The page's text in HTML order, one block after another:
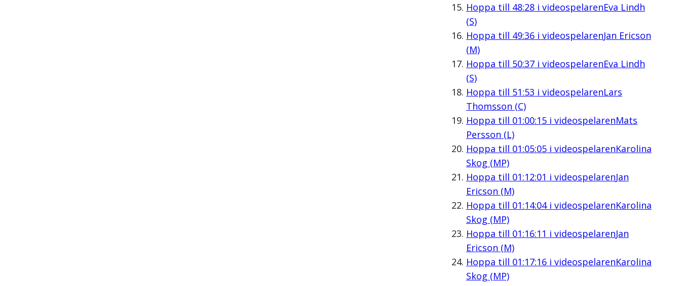
Hoppa till 48:28i videospelarenEva Lindh
(S)
Hoppa till 49:36i videospelarenJan Ericson
(M)
Hoppa till 50:37i videospelarenEva Lindh
(S)
Hoppa till 51:53 i videospelarenLars
Thomsson (C)
Hoppa till 01:00:15i videospelarenMats
Persson (L)
Hoppa till 01:05:05i videospelarenKarolina
Skog (MP)
Hoppa till 01:12:01 i videospelarenJan
Ericson (M)
Hoppa till 01:14:04i videospelarenKarolina
Skog (MP)
Hoppa till 01:16:11 i videospelarenJan
Ericson (M)
Hoppa till 01:17:16i videospelarenKarolina
Skog (MP)